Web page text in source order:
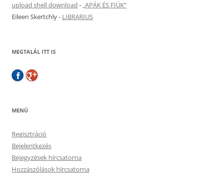
upload shell download - „APÁK ÉS FIÚK”
Eileen Skertchly- LIBRARIUS
MEGTALÁL ITT IS
MENÜ
Regisztráció
Bejelentkezés
Bejegyzések hírcsatorna
Hozzászólások hírcsatorna